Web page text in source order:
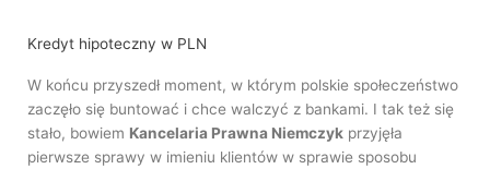
Kredyt hipoteczny w PLN
W końcu przyszedł moment, w którym polskie społeczeństwo
zaczęło się buntować i chce walczyć z bankami. I tak też się
stało, bowiem Kancelaria Prawna Niemczyk przyjęła
pierwsze sprawy w imieniu klientów w sprawie sposobu